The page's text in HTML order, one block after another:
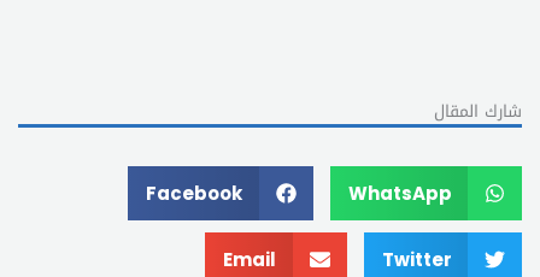
شارك المقال
WhatsApp
Facebook
Twitter
Email